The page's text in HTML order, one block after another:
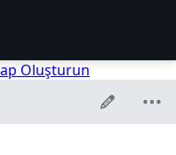
Oluşturun